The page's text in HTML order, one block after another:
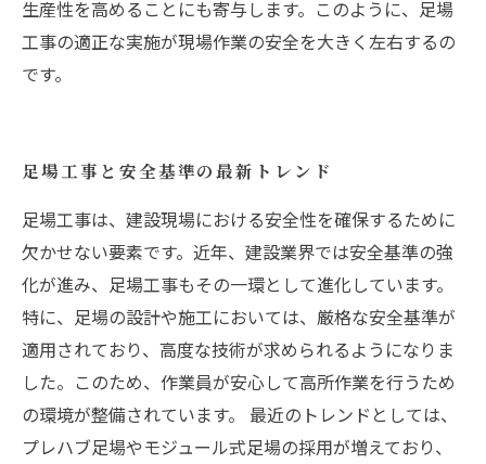
生産性を高めることにも寄与します。このように、足場
工事の適正な実施が現場作業の安全を大きく左右するの
です。
足場工事と安全基準の最新トレンド
足場工事は、建設現場における安全性を確保するために
欠かせない要素です。近年、建設業界では安全基準の強
化が進み、足場工事もその一環として進化しています。
特に、足場の設計や施工においては、厳格な安全基準が
適用されており、高度な技術が求められるようになりま
した。このため、作業員が安心して高所作業を行うため
の環境が整備されています。 最近のトレンドとしては、
プレハブ足場やモジュール式足場の採用が増えており、